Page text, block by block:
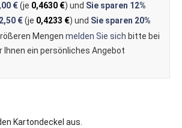
€(je 0,4630 €) und Sie sparen 12%
€(je 0,4233 €) und Sie sparen 20%
Mengen melden Sie sich bitte bei
Ihnen ein persönliches Angebot
Kartondeckel aus.